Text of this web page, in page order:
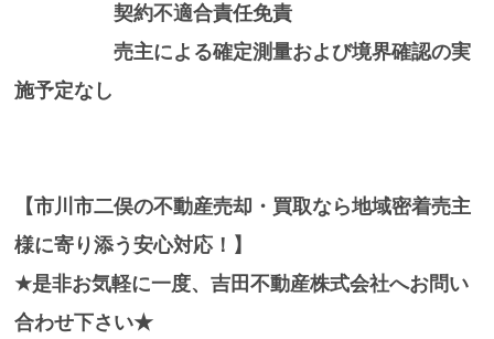
契約不適合責任免責
売主による確定測量および境界確認の実
施予定なし
【市川市二俣の不動産売却・買取なら地域密着売主
様に寄り添う安心対応！】
★是非お気軽に一度、吉田不動産株式会社へお問い
合わせ下さい★